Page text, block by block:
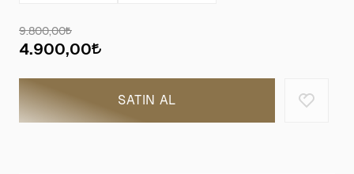
9.800,00
4.900,00
SATIN AL